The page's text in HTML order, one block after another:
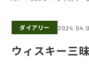
ダイアリー
ウィスキー三